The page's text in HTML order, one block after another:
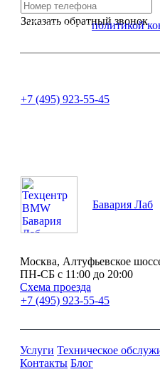
Заказать обратный звонок
Я согласен сполитикой
+7 (495) 923-55-45
Бавария Лаб
Москва, Алтуфьевское
ПН-СБ с 11:00 до 20:00
Схема проезда
+7 (495) 923-55-45
Услуги Техническое
Контакты Блог